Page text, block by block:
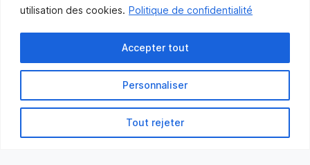
utilisation des cookies. Politique de confidentialité
Personnaliser
Tout rejeter
Accepter tout
Abonnez-vous pour recevoir les nouvelles
de la Municipalité par courriel.